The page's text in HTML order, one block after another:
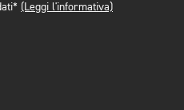
(Leggi l'informativa)